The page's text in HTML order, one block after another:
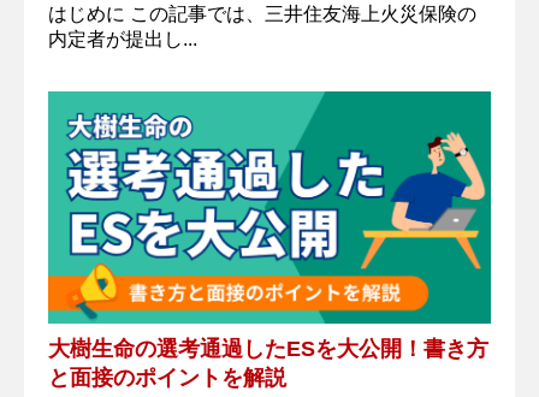
はじめに この記事では、三井住友海上火災保険の
内定者が提出し...
大樹生命の選考通過したESを大公開！書き方
と面接のポイントを解説